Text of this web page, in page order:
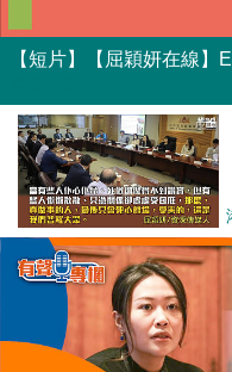
【短片】【屈穎妍在線